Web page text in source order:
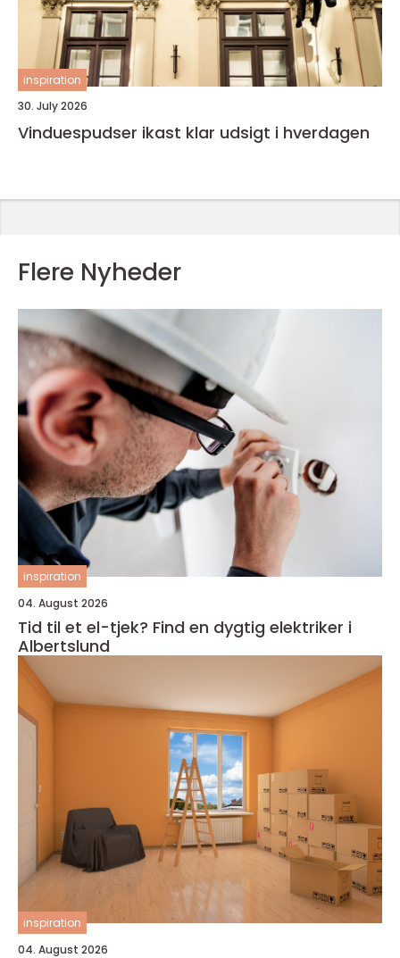
inspiration
30. July 2026
Vinduespudser ikast klar udsigt i hverdagen
Flere Nyheder
inspiration
04. August 2026
Tid til et el-tjek? Find en dygtig elektriker i
Albertslund
inspiration
04. August 2026